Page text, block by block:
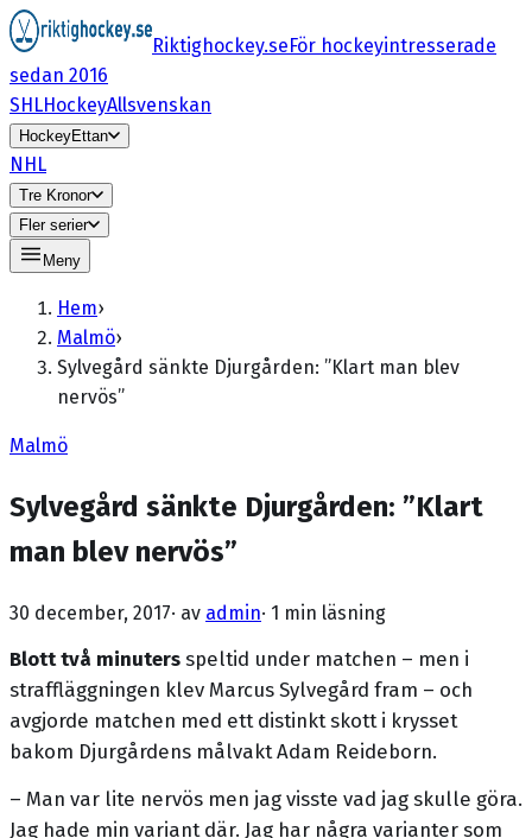
Riktighockey.seFör hockeyintresserade
sedan 2016
SHLHockeyAllsvenskan
HockeyEttan
NHL
Tre Kronor
Fler serier
Meny
Hem›
Malmö›
Sylvegård sänkte Djurgården: ”Klart man blev
nervös”
Malmö
Sylvegård sänkte Djurgården: ”Klart
man blev nervös”
30 december, 2017· av admin· 1 min läsning
Blott två minuters speltid under matchen – men i
straffläggningen klev Marcus Sylvegård fram – och
avgjorde matchen med ett distinkt skott i krysset
bakom Djurgårdens målvakt Adam Reideborn.
– Man var lite nervös men jag visste vad jag skulle göra.
Jag hade min variant där. Jag har några varianter som